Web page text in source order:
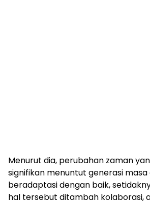
Menurut dia, perubahan zaman
signifikan menuntut generasi
beradaptasi dengan baik,
hal tersebut ditambah kolaborasi,